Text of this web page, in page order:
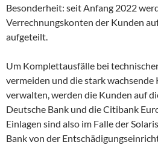
Besonderheit: seit Anfang 2022
Verrechnungskonten der Kunden
aufgeteilt.
Um Komplettausfälle bei
vermeiden und die stark wachsende
verwalten, werden die Kunden auf
Deutsche Bank und die Citibank
Einlagen sind also im Falle der
Bank von der